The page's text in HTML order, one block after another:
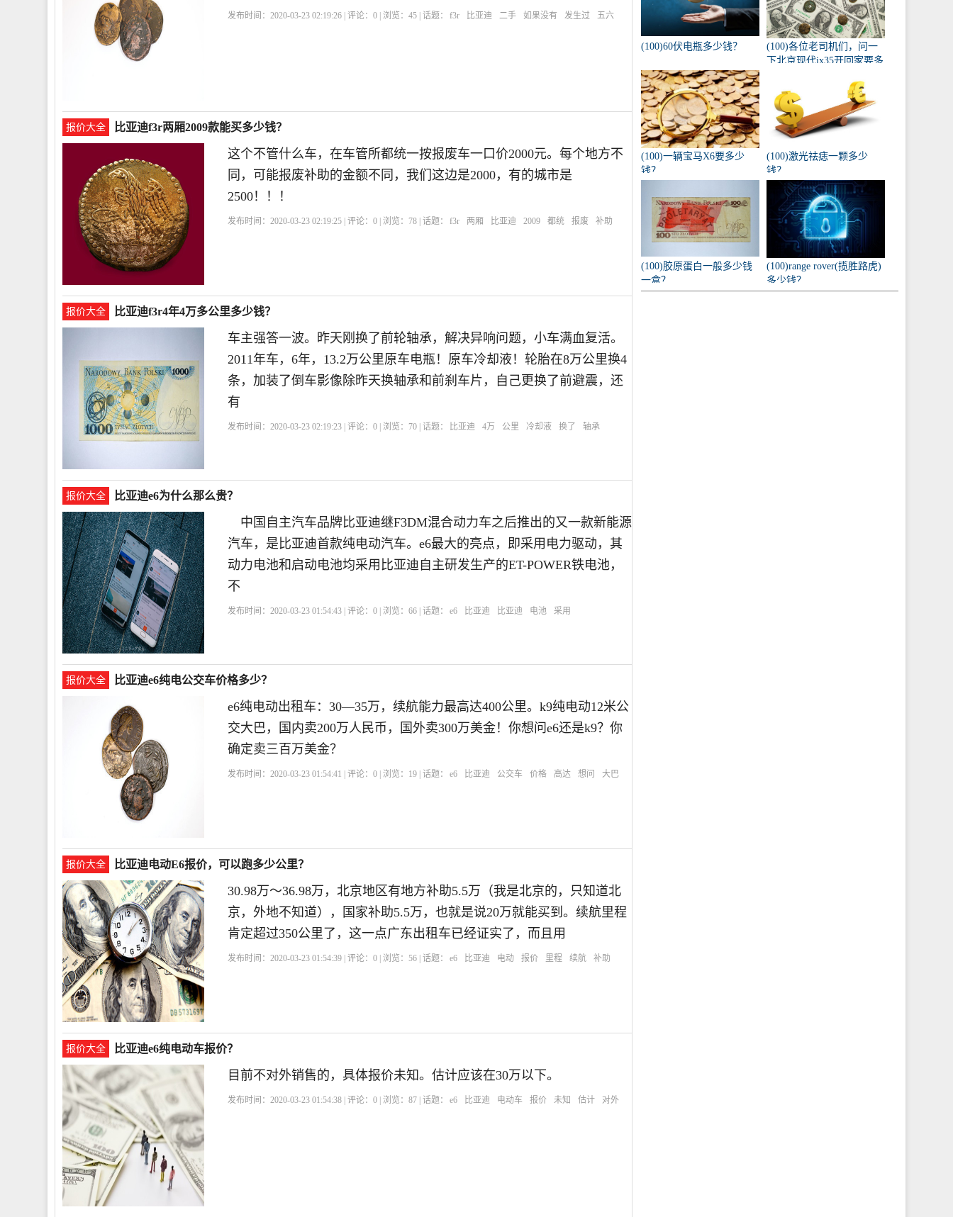
发布时间：2020-03-23 02:19:26 | 评论：0 | 浏览：45 | 话题： f3r 比亚迪 二手 如果没有 发生过 五六
报价大全 比亚迪f3r两厢2009款能买多少钱？
这个不管什么车，在车管所都统一按报废车一口价2000元。每个地方不
同，可能报废补助的金额不同，我们这边是2000，有的城市是
2500！！！
发布时间：2020-03-23 02:19:25 | 评论：0 | 浏览： 78 | 话题： f3r 两厢 比亚迪 2009 都统 报废 补助
报价大全 比亚迪f3r4年4万多公里多少钱？
车主强答一波。昨天刚换了前轮轴承，解决异响问题，小车满血复活。
2011年车，6年，13.2万公里原车电瓶！原车冷却液！轮胎在8万公里换4
条，加装了倒车影像除昨天换轴承和前刹车片，自己更换了前避震，还
有
发布时间：2020-03-23 02:19:23 | 评论：0 | 浏览： 70 | 话题： 比亚迪 4万 公里 冷却液 换了 轴承
报价大全 比亚迪e6为什么那么贵？
中国自主汽车品牌比亚迪继F3DM混合动力车之后推出的又一款新能源
汽车，是比亚迪首款纯电动汽车。e6最大的亮点，即采用电力驱动，其
动力电池和启动电池均采用比亚迪自主研发生产的ET-POWER铁电池，
不
发布时间：2020-03-23 01:54:43 | 评论：0 | 浏览：66 | 话题： e6 比亚迪 比亚迪 电池 采用
报价大全 比亚迪e6纯电公交车价格多少？
e6纯电动出租车：30—35万，续航能力最高达400公里。k9纯电动12米公
交大巴，国内卖200万人民币，国外卖300万美金！你想问e6还是k9？你
确定卖三百万美金？
发布时间：2020-03-23 01:54:41 | 评论：0 | 浏览： 19 | 话题： e6 比亚迪 公交车 价格 高达 想问 大巴
报价大全 比亚迪电动E6报价，可以跑多少公里？
30.98万～36.98万，北京地区有地方补助5.5万（我是北京的，只知道北
京，外地不知道），国家补助5.5万，也就是说20万就能买到。续航里程
肯定超过350公里了，这一点广东出租车已经证实了，而且用
发布时间：2020-03-23 01:54:39 | 评论：0 | 浏览：56 | 话题： e6 比亚迪 电动 报价 里程 续航 补助
报价大全 比亚迪e6纯电动车报价？
目前不对外销售的，具体报价未知。估计应该在30万以下。
发布时间：2020-03-23 01:54:38 | 评论：0 | 浏览：87 | 话题： e6 比亚迪 电动车 报价 未知 估计 对外
(100)60伏电瓶多少钱？
(100)各位老司机们，问一
下北京现代ix35开回家要多
(100)一辆宝马X6要多少
钱？
(100)激光祛痣一颗多少
钱？
(100)胶原蛋白一般多少钱
一盒？
(100)range rover(揽胜路虎)
多少钱？